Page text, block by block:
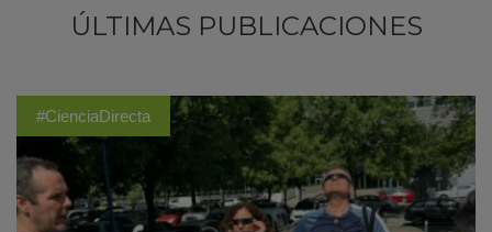
ÚLTIMAS PUBLICACIONES
#CienciaDirecta